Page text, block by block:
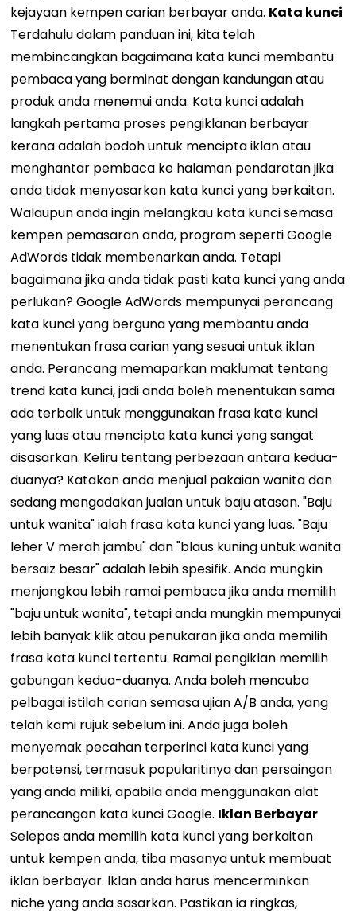
kejayaan kempen carian berbayar anda. Kata kunci
Terdahulu dalam panduan ini, kita telah
membincangkan bagaimana kata kunci membantu
pembaca yang berminat dengan kandungan atau
produk anda menemui anda. Kata kunci adalah
langkah pertama proses pengiklanan berbayar
kerana adalah bodoh untuk mencipta iklan atau
menghantar pembaca ke halaman pendaratan jika
anda tidak menyasarkan kata kunci yang berkaitan.
Walaupun anda ingin melangkau kata kunci semasa
kempen pemasaran anda, program seperti Google
AdWords tidak membenarkan anda. Tetapi
bagaimana jika anda tidak pasti kata kunci yang anda
perlukan? Google AdWords mempunyai perancang
kata kunci yang berguna yang membantu anda
menentukan frasa carian yang sesuai untuk iklan
anda. Perancang memaparkan maklumat tentang
trend kata kunci, jadi anda boleh menentukan sama
ada terbaik untuk menggunakan frasa kata kunci
yang luas atau mencipta kata kunci yang sangat
disasarkan. Keliru tentang perbezaan antara kedua-
duanya? Katakan anda menjual pakaian wanita dan
sedang mengadakan jualan untuk baju atasan. "Baju
untuk wanita" ialah frasa kata kunci yang luas. "Baju
leher V merah jambu" dan "blaus kuning untuk wanita
bersaiz besar" adalah lebih spesifik. Anda mungkin
menjangkau lebih ramai pembaca jika anda memilih
"baju untuk wanita", tetapi anda mungkin mempunyai
lebih banyak klik atau penukaran jika anda memilih
frasa kata kunci tertentu. Ramai pengiklan memilih
gabungan kedua-duanya. Anda boleh mencuba
pelbagai istilah carian semasa ujian A/B anda, yang
telah kami rujuk sebelum ini. Anda juga boleh
menyemak pecahan terperinci kata kunci yang
berpotensi, termasuk popularitinya dan persaingan
yang anda miliki, apabila anda menggunakan alat
perancangan kata kunci Google. Iklan Berbayar
Selepas anda memilih kata kunci yang berkaitan
untuk kempen anda, tiba masanya untuk membuat
iklan berbayar. Iklan anda harus mencerminkan
niche yang anda sasarkan. Pastikan ia ringkas,